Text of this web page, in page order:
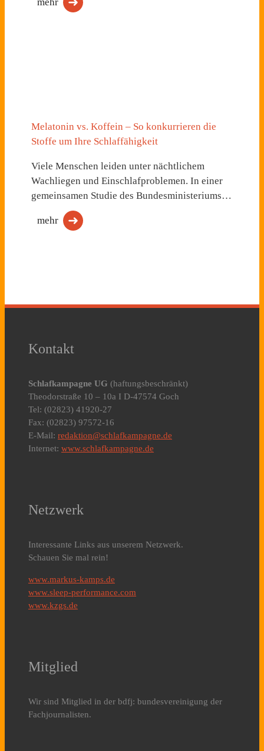
mehr
Melatonin vs. Koffein – So konkurrieren die
Stoffe um Ihre Schlaffähigkeit
Viele Menschen leiden unter nächtlichem
Wachliegen und Einschlafproblemen. In einer
gemeinsamen Studie des Bundesministeriums…
mehr
Kontakt
Schlafkampagne UG (haftungsbeschränkt)
Theodorstraße 10 – 10a I D-47574 Goch
Tel: (02823) 41920-27
Fax: (02823) 97572-16
E-Mail: redaktion@schlafkampagne.de
Internet: www.schlafkampagne.de
Netzwerk
Interessante Links aus unserem Netzwerk.
Schauen Sie mal rein!
www.markus-kamps.de
www.sleep-performance.com
www.kzgs.de
Mitglied
Wir sind Mitglied in der bdfj: bundesvereinigung der
Fachjournalisten.